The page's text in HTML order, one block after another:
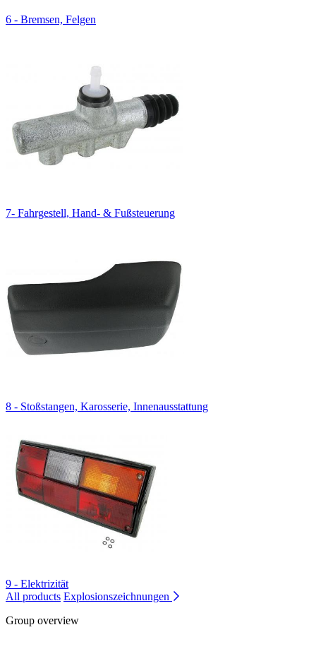
6 - Bremsen, Felgen
7- Fahrgestell, Hand- & Fußsteuerung
8 - Stoßstangen, Karosserie, Innenausstattung
9 - Elektrizität
All products Explosionszeichnungen
Group overview